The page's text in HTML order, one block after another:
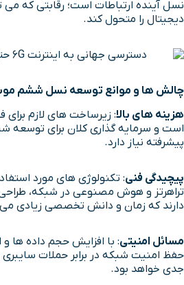
نسل آینده ارتباطات است؛ رقابتی که می
دیجیتال را متحول کند.
چالش ها و موانع توسعه نسل ششم
هزینه های بالا
است و سرمایه گذاری کلان برای توسعه
پیشرفته نیاز دارد.
پیچیدگی فنی
تراهرتز و هوش مصنوعی در شبکه،
دارند که زمان و دانش تخصصی زیادی
مسائل امنیتی: با افزایش حجم داده ها
حفظ امنیت شبکه در برابر حملات
جدی خواهد بود.